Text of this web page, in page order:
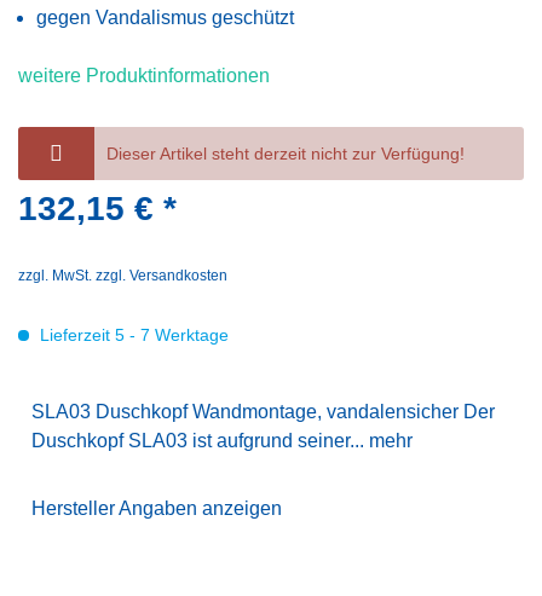
gegen Vandalismus geschützt
weitere Produktinformationen
Dieser Artikel steht derzeit nicht zur Verfügung!
132,15 € *
zzgl. MwSt. zzgl. Versandkosten
Lieferzeit 5 - 7 Werktage
SLA03 Duschkopf Wandmontage, vandalensicher Der
Duschkopf SLA03 ist aufgrund seiner... mehr
Hersteller Angaben anzeigen